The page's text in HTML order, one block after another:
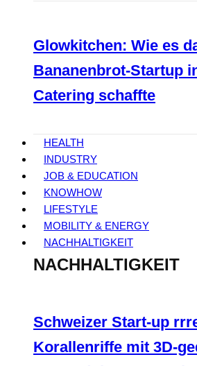
Glowkitchen: Wie es
Bananenbrot-Startup
Catering schaffte
HEALTH
INDUSTRY
JOB & EDUCATION
KNOWHOW
LIFESTYLE
MOBILITY & ENERGY
NACHHALTIGKEIT
NACHHALTIGKEIT
Schweizer Start-up
Korallenriffe mit 3D-